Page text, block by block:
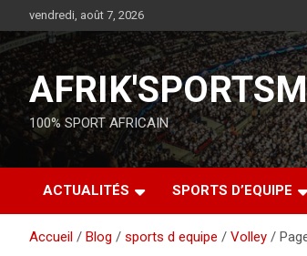
vendredi, août 7, 2026
100% SPORT AFRICAIN
ACTUALITÉS SPORTS D’EQUIPE
Accueil Blog sports d equipe Volley